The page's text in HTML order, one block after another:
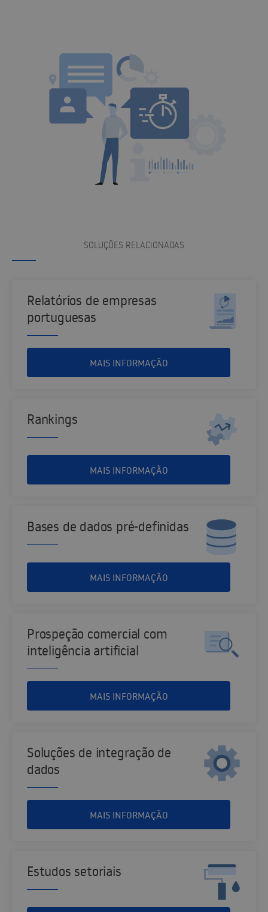
SOLUÇÕES RELACIONADAS
Relatórios de empresas
portuguesas
MAIS INFORMAÇÃO
Rankings
MAIS INFORMAÇÃO
Bases de dados pré-definidas
MAIS INFORMAÇÃO
Prospeção comercial com
inteligência artificial
MAIS INFORMAÇÃO
Soluções de integração de
dados
MAIS INFORMAÇÃO
Estudos setoriais